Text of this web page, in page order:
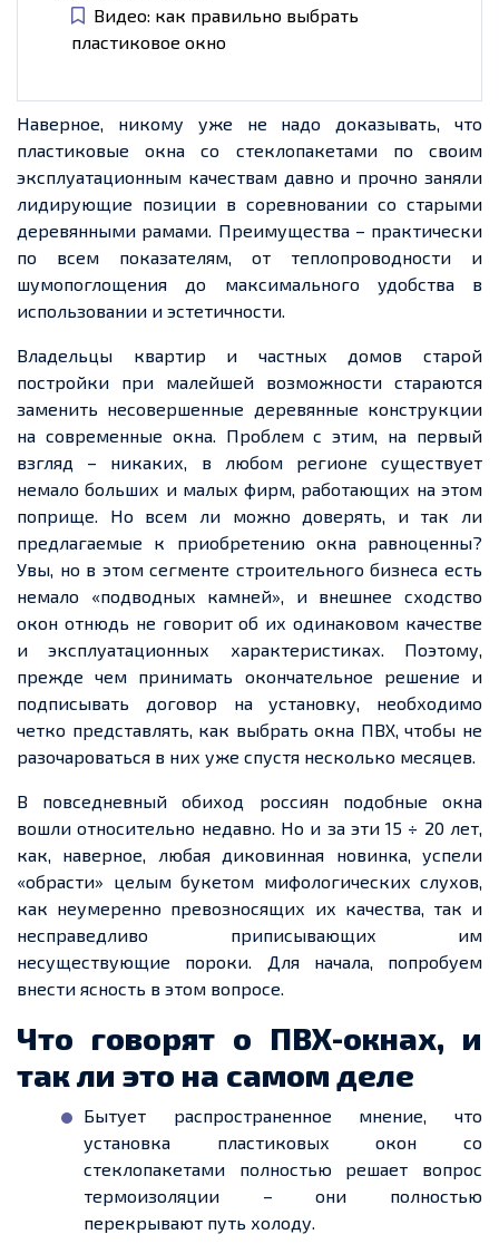
Видео: как правильно выбрать
пластиковое окно
Наверное, никому уже не надо доказывать, что
пластиковые окна со стеклопакетами по своим
эксплуатационным качествам давно и прочно заняли
лидирующие позиции в соревновании со старыми
деревянными рамами. Преимущества – практически
по всем показателям, от теплопроводности и
шумопоглощения до максимального удобства в
использовании и эстетичности.
Владельцы квартир и частных домов старой
постройки при малейшей возможности стараются
заменить несовершенные деревянные конструкции
на современные окна. Проблем с этим, на первый
взгляд – никаких, в любом регионе существует
немало больших и малых фирм, работающих на этом
поприще. Но всем ли можно доверять, и так ли
предлагаемые к приобретению окна равноценны?
Увы, но в этом сегменте строительного бизнеса есть
немало «подводных камней», и внешнее сходство
окон отнюдь не говорит об их одинаковом качестве
иэксплуатационных характеристиках. Поэтому,
прежде чем принимать окончательное решение и
подписывать договор на установку, необходимо
четко представлять, как выбрать окна ПВХ, чтобы не
разочароваться в них уже спустя несколько месяцев.
В повседневный обиход россиян подобные окна
вошли относительно недавно. Но и за эти 15 ÷ 20 лет,
как, наверное, любая диковинная новинка, успели
«обрасти» целым букетом мифологических слухов,
как неумеренно превозносящих их качества, так и
несправедливо приписывающих им
несуществующие пороки. Для начала, попробуем
внести ясность в этом вопросе.
Что говорят о ПВХ-окнах, и
так ли это на самом деле
Бытует распространенное мнение, что
установка пластиковых окон со
стеклопакетами полностью решает вопрос
термоизоляции – они полностью
перекрывают путь холоду.